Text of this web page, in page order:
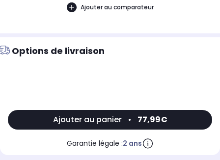
Ajouter au comparateur
Options de livraison
Ajouter au panier • 77,99€
Garantie légale :2 ans